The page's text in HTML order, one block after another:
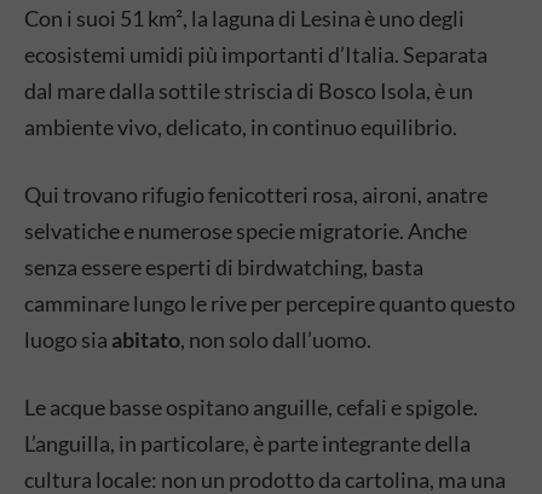
Con i suoi 51 km², la laguna di Lesina è uno degli
ecosistemi umidi più importanti d’Italia. Separata
dal mare dalla sottile striscia di Bosco Isola, è un
ambiente vivo, delicato, in continuo equilibrio.
Qui trovano rifugio fenicotteri rosa, aironi, anatre
selvatiche e numerose specie migratorie. Anche
senza essere esperti di birdwatching, basta
camminare lungo le rive per percepire quanto questo
luogo sia abitato, non solo dall’uomo.
Le acque basse ospitano anguille, cefali e spigole.
L’anguilla, in particolare, è parte integrante della
cultura locale: non un prodotto da cartolina, ma una